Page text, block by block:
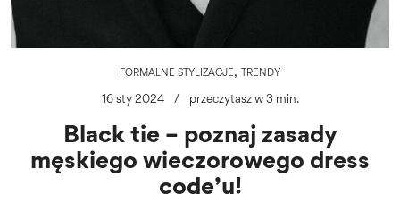
FORMALNE STYLIZACJE, TRENDY
16 sty 2024 / przeczytasz w 3 min.
Black tie – poznaj zasady
męskiego wieczorowego dress
code’u!